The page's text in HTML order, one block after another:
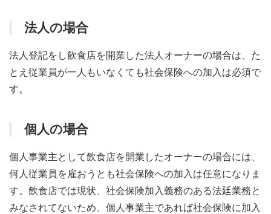
法人の場合
法人登記をし飲食店を開業した法人オーナーの場合は、た
とえ従業員が一人もいなくても社会保険への加入は必須で
す。
個人の場合
個人事業主として飲食店を開業したオーナーの場合には、
何人従業員を雇おうとも社会保険への加入は任意になりま
す。飲食店では現状、社会保険加入義務のある法廷業務と
みなされてないため、個人事業主であれば社会保険に加入